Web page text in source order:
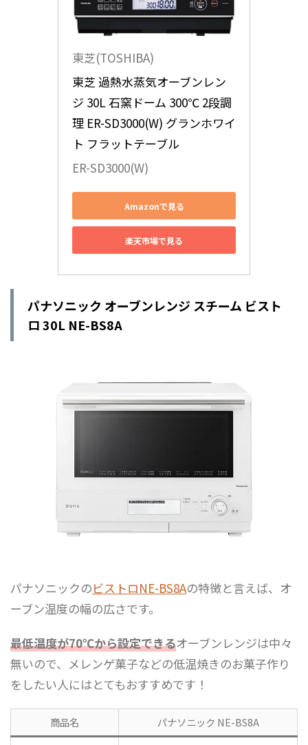
東芝(TOSHIBA)
東芝 過熱水蒸気オーブンレン
ジ 30L 石窯ドーム 300℃ 2段調
理 ER-SD3000(W) グランホワイ
ト フラットテーブル
ER-SD3000(W)
Amazonで見る
楽天市場で見る
パナソニック オーブンレンジ スチーム ビスト
ロ 30L NE-BS8A
パナソニックのビストロNE-BS8Aの特徴と言えば、オ
ーブン温度の幅の広さです。
最低温度が70℃から設定できるオーブンレンジは中々
無いので、メレンゲ菓子などの低温焼きのお菓子作り
をしたい人にはとてもおすすめです！
商品名 パナソニック NE-BS8A